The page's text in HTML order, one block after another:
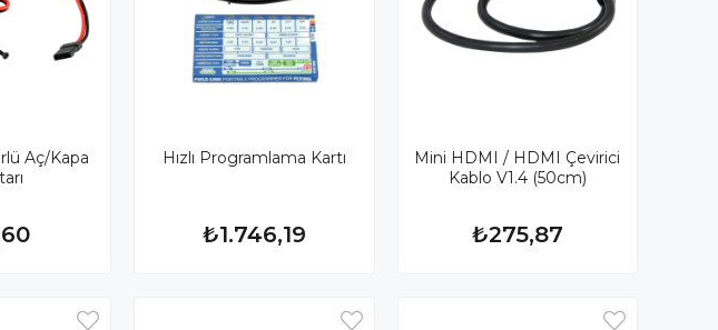
Aç/Kapa
Hızlı Programlama Kartı
₺1.746,19
Mini HDMI / HDMI Çevirici
Kablo V1.4 (50cm)
₺275,87